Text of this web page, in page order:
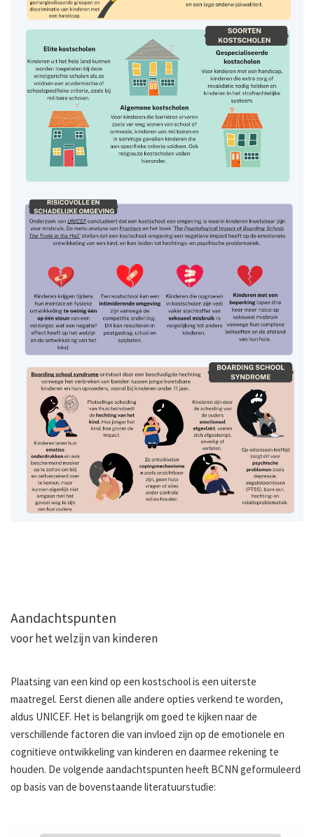
Aandachtspunten
voor het welzijn van kinderen
Plaatsing van een kind op een kostschool is een uiterste
maatregel. Eerst dienen alle andere opties verkend te worden,
aldus UNICEF. Het is belangrijk om goed te kijken naar de
verschillende factoren die van invloed zijn op de emotionele en
cognitieve ontwikkeling van kinderen en daarmee rekening te
houden. De volgende aandachtspunten heeft BCNN geformuleerd
op basis van de bovenstaande literatuurstudie: